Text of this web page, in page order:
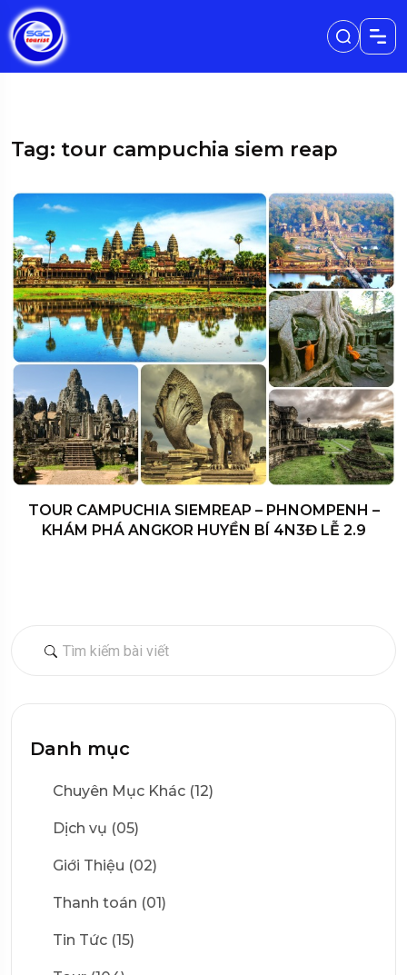
Danh mục
Chuyên Mục Khác (12)
Dịch vụ (05)
Giới Thiệu (02)
Thanh toán (01)
Tin Tức (15)
Tag: tour campuchia siem reap
TOUR CAMPUCHIA SIEMREAP – PHNOMPENH –
KHÁM PHÁ ANGKOR HUYỀN BÍ 4N3Đ LỄ 2.9